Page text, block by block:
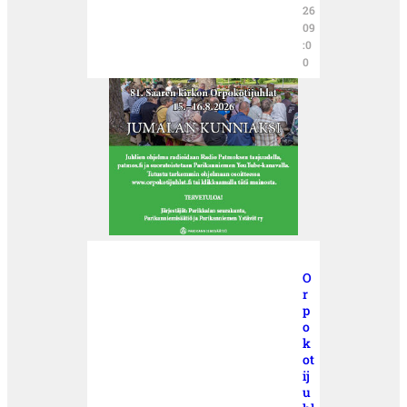
26
09
:0
0
O
r
p
o
k
ot
ij
u